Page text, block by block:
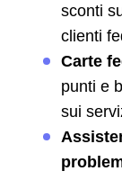
sconti
clienti
Carte
punti e
sui